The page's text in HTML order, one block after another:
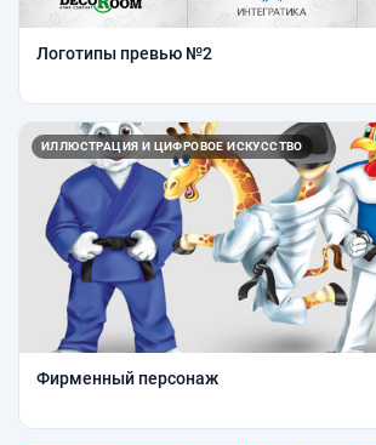
Логотипы превью №2
ИЛЛЮСТРАЦИЯ И ЦИФРОВОЕ ИСКУССТВО
Фирменный персонаж